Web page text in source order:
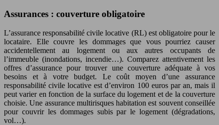
Assurances : couverture obligatoire
L’assurance responsabilité civile locative (RL) est obligatoire pour le
locataire. Elle couvre les dommages que vous pourriez causer
accidentellement au logement ou aux autres occupants de
l’immeuble (inondations, incendie…). Comparez attentivement les
offres d’assurance pour trouver une couverture adéquate à vos
besoins et à votre budget. Le coût moyen d’une assurance
responsabilité civile locative est d’environ 100 euros par an, mais il
peut varier en fonction de la surface du logement et de la couverture
choisie. Une assurance multirisques habitation est souvent conseillée
pour couvrir les dommages subis par le logement (dégradations,
vol…).